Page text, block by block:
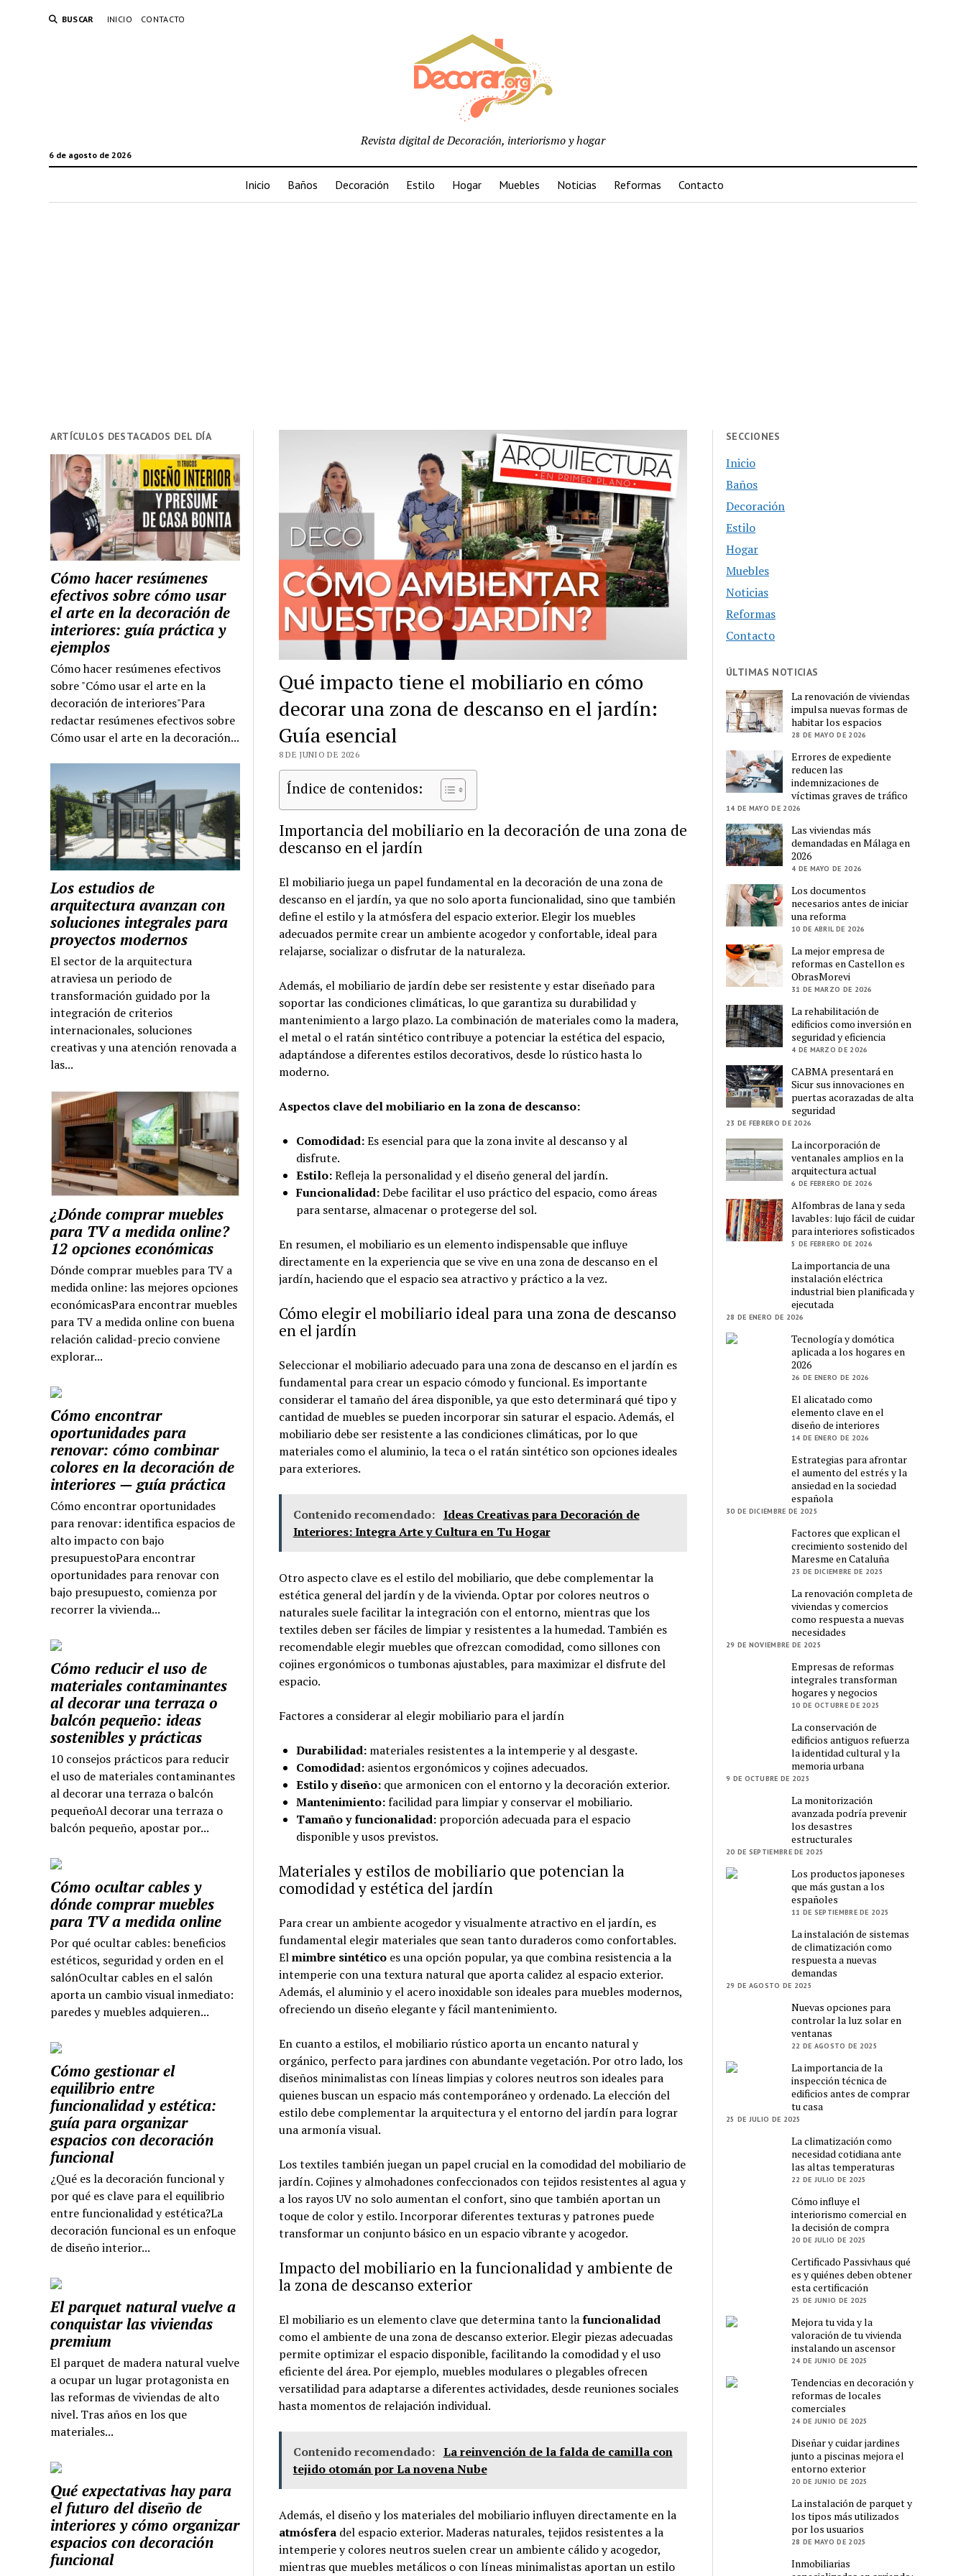
BUSCAR INICIO CONTACTO
6 de agosto de 2026
Revista digital de Decoración, interiorismo y hogar
Inicio Baños Decoración Estilo Hogar Muebles Noticias Reformas Contacto
ARTÍCULOS DESTACADOS DEL DÍA
Cómo hacer resúmenes
efectivos sobre cómo usar
el arte en la decoración de
interiores: guía práctica y
ejemplos
Cómo hacer resúmenes efectivos
sobre "Cómo usar el arte en la
decoración de interiores"Para
redactar resúmenes efectivos sobre
Cómo usar el arte en la decoración...
Los estudios de
arquitectura avanzan con
soluciones integrales para
proyectos modernos
El sector de la arquitectura
atraviesa un periodo de
transformación guidado por la
integración de criterios
internacionales, soluciones
creativas y una atención renovada a
las...
¿Dónde comprar muebles
para TV a medida online?
12 opciones económicas
Dónde comprar muebles para TV a
medida online: las mejores opciones
económicasPara encontrar muebles
para TV a medida online con buena
relación calidad-precio conviene
explorar...
Cómo encontrar
oportunidades para
renovar: cómo combinar
colores en la decoración de
interiores — guía práctica
Cómo encontrar oportunidades
para renovar: identifica espacios de
alto impacto con bajo
presupuestoPara encontrar
oportunidades para renovar con
bajo presupuesto, comienza por
recorrer la vivienda...
Cómo reducir el uso de
materiales contaminantes
al decorar una terraza o
balcón pequeño: ideas
sostenibles y prácticas
10 consejos prácticos para reducir
el uso de materiales contaminantes
al decorar una terraza o balcón
pequeñoAl decorar una terraza o
balcón pequeño, apostar por...
Cómo ocultar cables y
dónde comprar muebles
para TV a medida online
Por qué ocultar cables: beneficios
estéticos, seguridad y orden en el
salónOcultar cables en el salón
aporta un cambio visual inmediato:
paredes y muebles adquieren...
Cómo gestionar el
equilibrio entre
funcionalidad y estética:
guía para organizar
espacios con decoración
funcional
¿Qué es la decoración funcional y
por qué es clave para el equilibrio
entre funcionalidad y estética?La
decoración funcional es un enfoque
de diseño interior...
El parquet natural vuelve a
conquistar las viviendas
premium
El parquet de madera natural vuelve
a ocupar un lugar protagonista en
las reformas de viviendas de alto
nivel. Tras años en los que
materiales...
Qué expectativas hay para
el futuro del diseño de
interiores y cómo organizar
espacios con decoración
funcional
Qué impacto tiene el mobiliario en cómo
decorar una zona de descanso en el jardín:
Guía esencial
8 DE JUNIO DE 2026
Índice de contenidos:
Importancia del mobiliario en la decoración de una zona de
descanso en el jardín
El mobiliario juega un papel fundamental en la decoración de una zona de
descanso en el jardín, ya que no solo aporta funcionalidad, sino que también
define el estilo y la atmósfera del espacio exterior. Elegir los muebles
adecuados permite crear un ambiente acogedor y confortable, ideal para
relajarse, socializar o disfrutar de la naturaleza.
Además, el mobiliario de jardín debe ser resistente y estar diseñado para
soportar las condiciones climáticas, lo que garantiza su durabilidad y
mantenimiento a largo plazo. La combinación de materiales como la madera,
el metal o el ratán sintético contribuye a potenciar la estética del espacio,
adaptándose a diferentes estilos decorativos, desde lo rústico hasta lo
moderno.
Aspectos clave del mobiliario en la zona de descanso:
Comodidad:Es esencial para que la zona invite al descanso y al
disfrute.
Estilo:Refleja la personalidad y el diseño general del jardín.
Funcionalidad:Debe facilitar el uso práctico del espacio, como áreas
para sentarse, almacenar o protegerse del sol.
En resumen, el mobiliario es un elemento indispensable que influye
directamente en la experiencia que se vive en una zona de descanso en el
jardín, haciendo que el espacio sea atractivo y práctico a la vez.
Cómo elegir el mobiliario ideal para una zona de descanso
en el jardín
Seleccionar el mobiliario adecuado para una zona de descanso en el jardín es
fundamental para crear un espacio cómodo y funcional. Es importante
considerar el tamaño del área disponible, ya que esto determinará qué tipo y
cantidad de muebles se pueden incorporar sin saturar el espacio. Además, el
mobiliario debe ser resistente a las condiciones climáticas, por lo que
materiales como el aluminio, la teca o el ratán sintético son opciones ideales
para exteriores.
Contenido recomendado: Ideas Creativas para Decoración de
Interiores: Integra Arte y Cultura en Tu Hogar
Otro aspecto clave es el estilo del mobiliario, que debe complementar la
estética general del jardín y de la vivienda. Optar por colores neutros o
naturales suele facilitar la integración con el entorno, mientras que los
textiles deben ser fáciles de limpiar y resistentes a la humedad. También es
recomendable elegir muebles que ofrezcan comodidad, como sillones con
cojines ergonómicos o tumbonas ajustables, para maximizar el disfrute del
espacio.
Factores a considerar al elegir mobiliario para el jardín
Durabilidad:materiales resistentes a la intemperie y al desgaste.
Comodidad:asientos ergonómicos y cojines adecuados.
Estilo y diseño:que armonicen con el entorno y la decoración exterior.
Mantenimiento:facilidad para limpiar y conservar el mobiliario.
Tamaño y funcionalidad:proporción adecuada para el espacio
disponible y usos previstos.
Materiales y estilos de mobiliario que potencian la
comodidad y estética del jardín
Para crear un ambiente acogedor y visualmente atractivo en el jardín, es
fundamental elegir materiales que sean tanto duraderos como confortables.
Elmimbre sintéticoes una opción popular, ya que combina resistencia a la
intemperie con una textura natural que aporta calidez al espacio exterior.
Además, el aluminio y el acero inoxidable son ideales para muebles modernos,
ofreciendo un diseño elegante y fácil mantenimiento.
En cuanto a estilos, el mobiliario rústico aporta un encanto natural y
orgánico, perfecto para jardines con abundante vegetación. Por otro lado, los
diseños minimalistas con líneas limpias y colores neutros son ideales para
quienes buscan un espacio más contemporáneo y ordenado. La elección del
estilo debe complementar la arquitectura y el entorno del jardín para lograr
una armonía visual.
Los textiles también juegan un papel crucial en la comodidad del mobiliario de
jardín. Cojines y almohadones confeccionados con tejidos resistentes al agua y
a los rayos UV no solo aumentan el confort, sino que también aportan un
toque de color y estilo. Incorporar diferentes texturas y patrones puede
transformar un conjunto básico en un espacio vibrante y acogedor.
Impacto del mobiliario en la funcionalidad y ambiente de
la zona de descanso exterior
El mobiliario es un elemento clave que determina tanto lafuncionalidad
como el ambiente de una zona de descanso exterior. Elegir piezas adecuadas
permite optimizar el espacio disponible, facilitando la comodidad y el uso
eficiente del área. Por ejemplo, muebles modulares o plegables ofrecen
versatilidad para adaptarse a diferentes actividades, desde reuniones sociales
hasta momentos de relajación individual.
Contenido recomendado: La reinvención de la falda de camilla con
tejido otomán por La novena Nube
Además, el diseño y los materiales del mobiliario influyen directamente en la
atmósferadel espacio exterior. Maderas naturales, tejidos resistentes a la
intemperie y colores neutros suelen crear un ambiente cálido y acogedor,
mientras que muebles metálicos o con líneas minimalistas aportan un estilo
SECCIONES
Inicio
Baños
Decoración
Estilo
Hogar
Muebles
Noticias
Reformas
Contacto
ÚLTIMAS NOTICIAS
La renovación de viviendas
impulsa nuevas formas de
habitar los espacios
28 DE MAYO DE 2026
Errores de expediente
reducen las
indemnizaciones de
víctimas graves de tráfico
14 DE MAYO DE 2026
Las viviendas más
demandadas en Málaga en
2026
4 DE MAYO DE 2026
Los documentos
necesarios antes de iniciar
una reforma
10 DE ABRIL DE 2026
La mejor empresa de
reformas en Castellon es
ObrasMorevi
31 DE MARZO DE 2026
La rehabilitación de
edificios como inversión en
seguridad y eficiencia
4 DE MARZO DE 2026
CABMA presentará en
Sicur sus innovaciones en
puertas acorazadas de alta
seguridad
23 DE FEBRERO DE 2026
La incorporación de
ventanales amplios en la
arquitectura actual
6 DE FEBRERO DE 2026
Alfombras de lana y seda
lavables: lujo fácil de cuidar
para interiores sofisticados
5 DE FEBRERO DE 2026
La importancia de una
instalación eléctrica
industrial bien planificada y
ejecutada
28 DE ENERO DE 2026
Tecnología y domótica
aplicada a los hogares en
2026
26 DE ENERO DE 2026
El alicatado como
elemento clave en el
diseño de interiores
14 DE ENERO DE 2026
Estrategias para afrontar
el aumento del estrés y la
ansiedad en la sociedad
española
30 DE DICIEMBRE DE 2025
Factores que explican el
crecimiento sostenido del
Maresme en Cataluña
23 DE DICIEMBRE DE 2025
La renovación completa de
viviendas y comercios
como respuesta a nuevas
necesidades
29 DE NOVIEMBRE DE 2025
Empresas de reformas
integrales transforman
hogares y negocios
10 DE OCTUBRE DE 2025
La conservación de
edificios antiguos refuerza
la identidad cultural y la
memoria urbana
9 DE OCTUBRE DE 2025
La monitorización
avanzada podría prevenir
los desastres
estructurales
20 DE SEPTIEMBRE DE 2025
Los productos japoneses
que más gustan a los
españoles
11 DE SEPTIEMBRE DE 2025
La instalación de sistemas
de climatización como
respuesta a nuevas
demandas
29 DE AGOSTO DE 2025
Nuevas opciones para
controlar la luz solar en
ventanas
22 DE AGOSTO DE 2025
La importancia de la
inspección técnica de
edificios antes de comprar
tu casa
25 DE JULIO DE 2025
La climatización como
necesidad cotidiana ante
las altas temperaturas
22 DE JULIO DE 2025
Cómo influye el
interiorismo comercial en
la decisión de compra
20 DE JULIO DE 2025
Certificado Passivhaus qué
es y quiénes deben obtener
esta certificación
25 DE JUNIO DE 2025
Mejora tu vida y la
valoración de tu vivienda
instalando un ascensor
24 DE JUNIO DE 2025
Tendencias en decoración y
reformas de locales
comerciales
24 DE JUNIO DE 2025
Diseñar y cuidar jardines
junto a piscinas mejora el
entorno exterior
20 DE JUNIO DE 2025
La instalación de parquet y
los tipos más utilizados
por los usuarios
28 DE MAYO DE 2025
Inmobiliarias